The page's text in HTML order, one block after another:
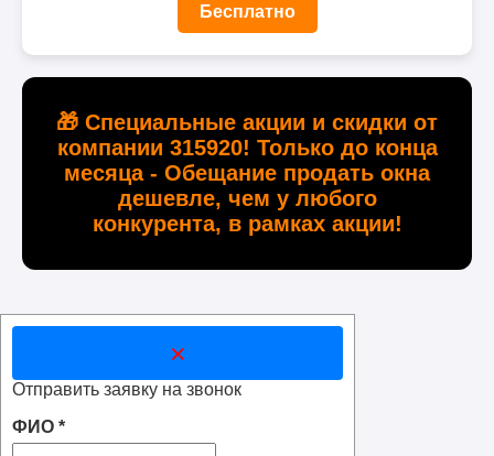
Бесплатно
🎁 Специальные акции и скидки от
компании 315920! Только до конца
месяца - Обещание продать окна
дешевле, чем у любого
конкурента, в рамках акции!
×
Отправить заявку на звонок
ФИО *